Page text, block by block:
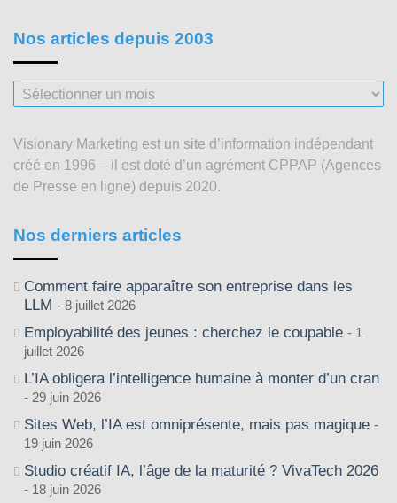
Nos articles depuis 2003
Nos
articles
2003
Visionary Marketing est un site d’information indépendant
créé en 1996 – il est doté d’un agrément CPPAP (Agences
de Presse en ligne) depuis 2020.
Nos derniers articles
Comment faire apparaître son entreprise dans les
LLM
8 juillet 2026
Employabilité des jeunes : cherchez le coupable
1
juillet 2026
L’IA obligera l’intelligence humaine à monter d’un cran
29 juin 2026
Sites Web, l’IA est omniprésente, mais pas magique
19 juin 2026
Studio créatif IA, l’âge de la maturité ? VivaTech 2026
18 juin 2026